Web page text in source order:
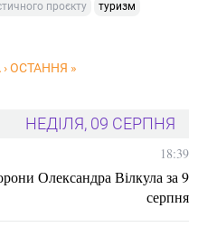
проєкту
туризм
ОСТАННЯ »
НЕДІЛЯ, 09 СЕРПНЯ
18:39
Олександра Вілкула за 9
серпня